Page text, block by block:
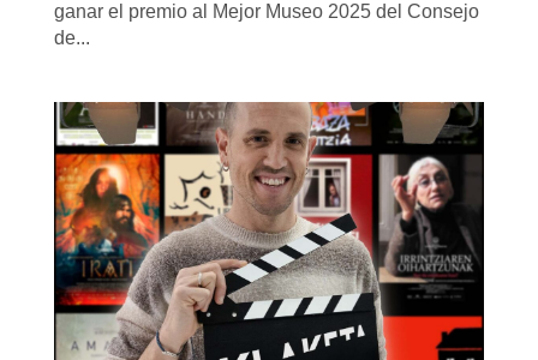
ganar el premio al Mejor Museo 2025 del Consejo
de...